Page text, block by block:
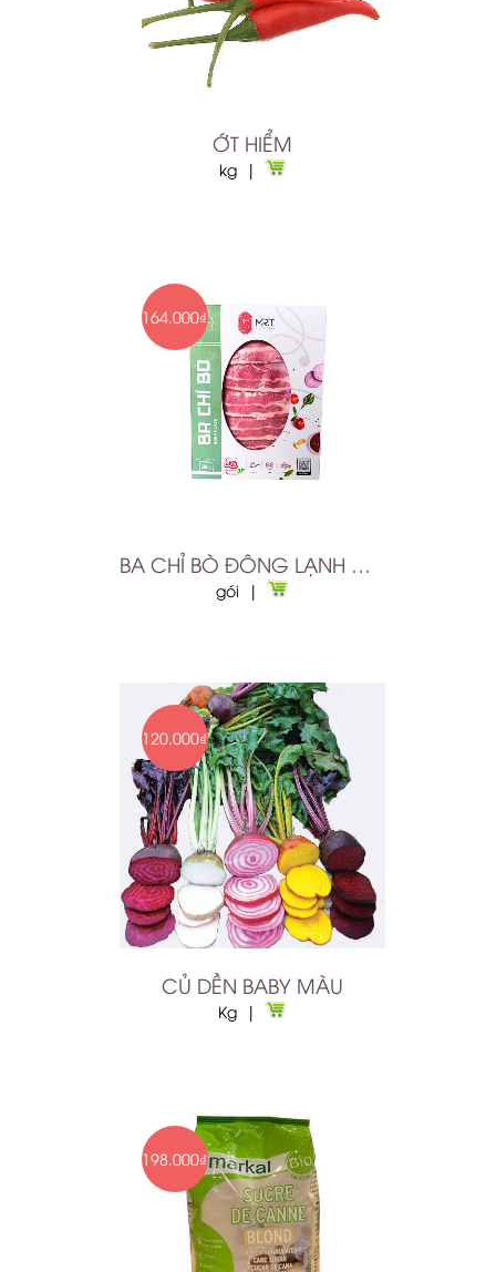
ỚT HIỂM
kg |
164.000₫
BA CHỈ BÒ ĐÔNG LẠNH MRT 500G
gói |
120.000₫
CỦ DỀN BABY MÀU
Kg |
198.000₫